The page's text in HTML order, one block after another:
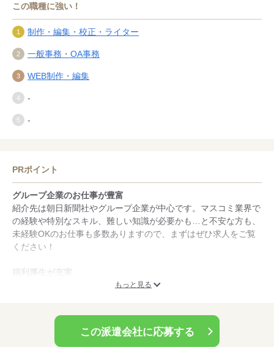
この職種に強い！
制作・編集・校正・ライター
一般事務・OA事務
WEB制作・編集
-
-
PRポイント
グループ企業のお仕事が豊富
紹介先は朝日新聞社やグループ企業が中心です。マスコミ業界で
の経験や特別なスキル、難しい知識が必要かも…と不安な方も、
未経験OKのお仕事も多数ありますので、まずはぜひ求人をご覧
ください！
福利厚生が充実
朝日新聞健康保険組合に加入し、朝日新聞社員と同様の福利厚生
もっと見る
この派遣会社に応募する